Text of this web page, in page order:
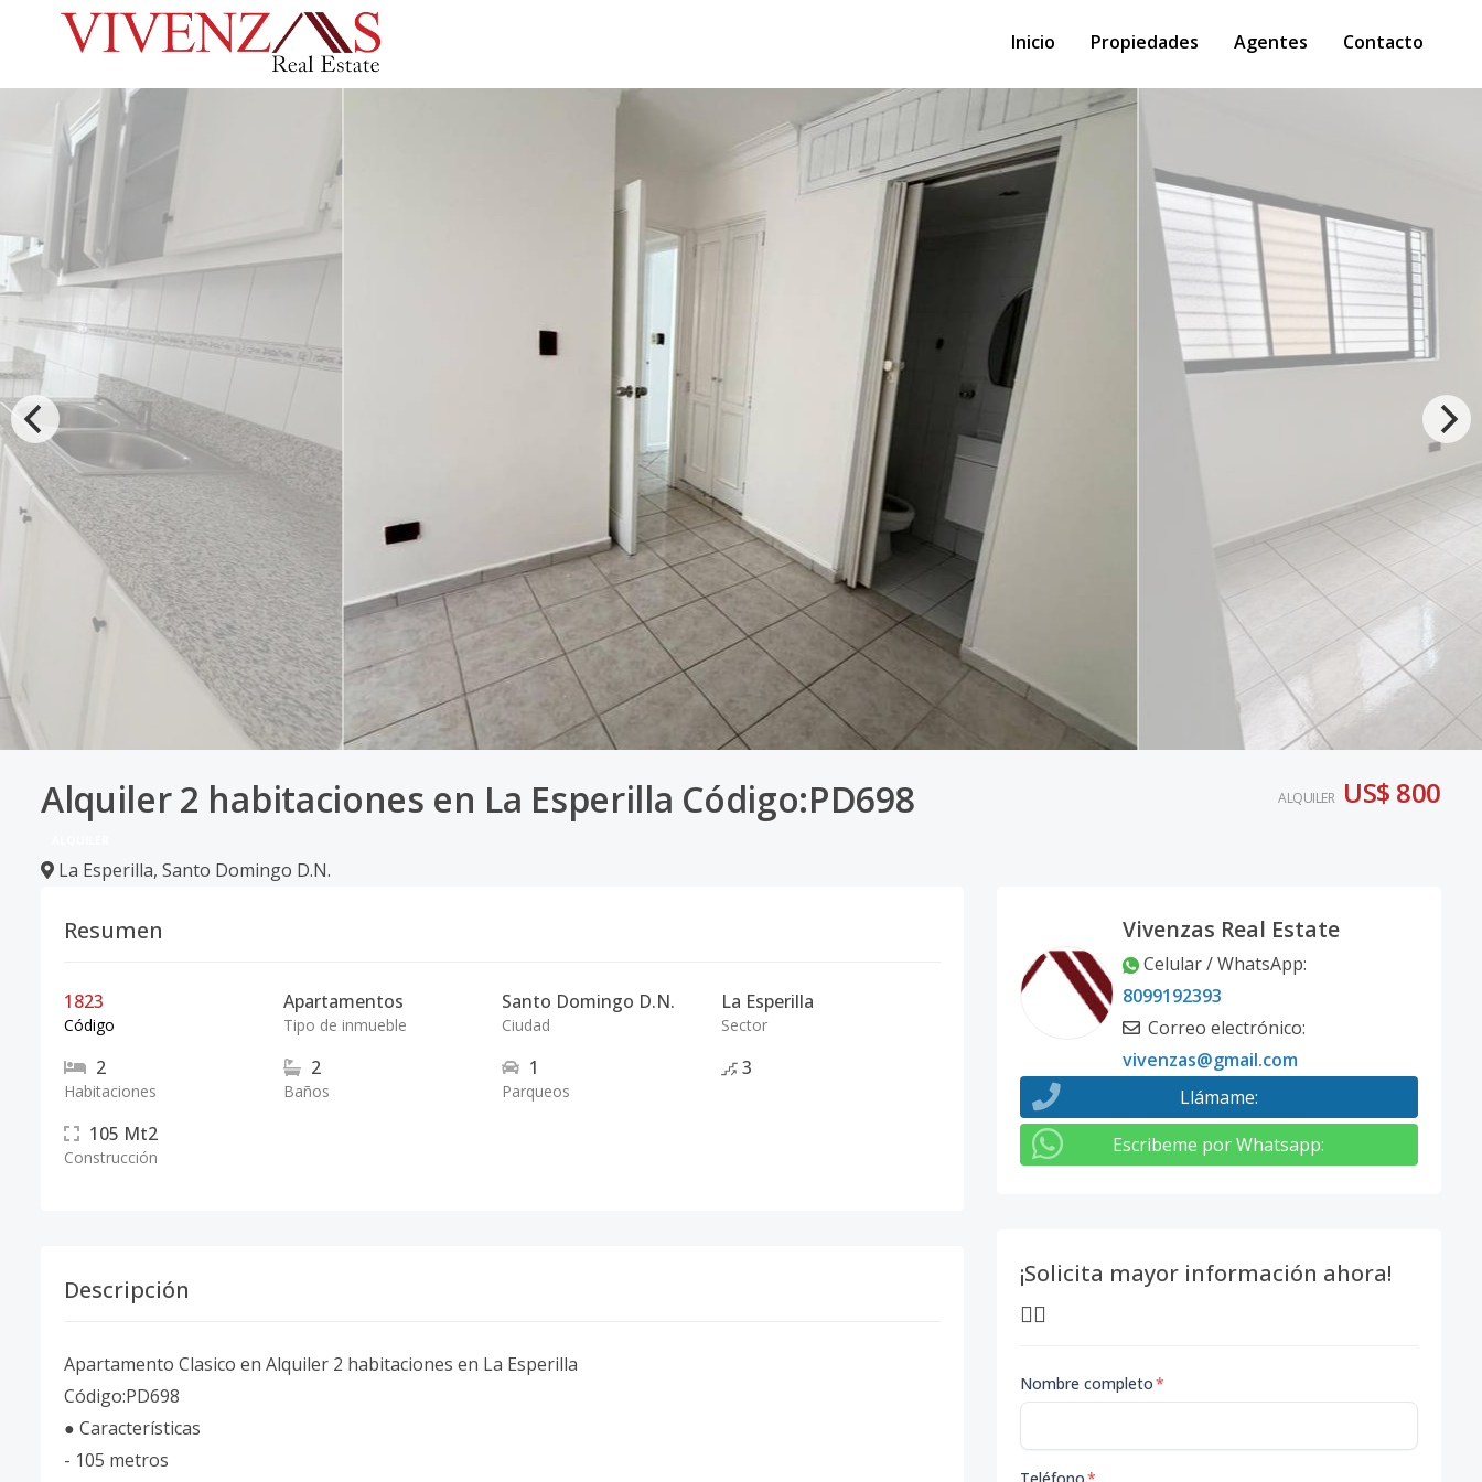
Inicio Propiedades Agentes Contacto
Alquiler 2 habitaciones en La Esperilla Código:PD698
La Esperilla, Santo Domingo D.N.
ALQUILER US$ 800
Resumen
1823
Código
Apartamentos
Tipo de inmueble
Santo Domingo D.N.
Ciudad
La Esperilla
Sector
2
Habitaciones
2
Baños
1
Parqueos
3
105 Mt2
Construcción
Descripción
Apartamento Clasico en Alquiler 2 habitaciones en La Esperilla
Código:PD698
● Características
- 105 metros
Vivenzas Real Estate
Celular / WhatsApp:
8099192393
Correo electrónico:
vivenzas@gmail.com
Llámame:
Escribeme por Whatsapp:
¡Solicita mayor información ahora!
👇🏽
Nombre completo*